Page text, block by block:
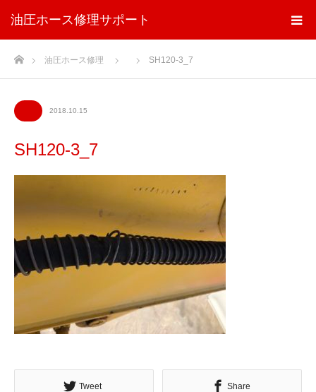
油圧ホース修理サポート
ホーム油圧ホース修理 SH120-3_7
2018.10.15
SH120-3_7
Tweet Share